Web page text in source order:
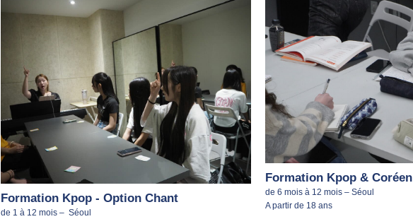
Formation Kpop - Option Chant
de 1 à 12 mois – Séoul
Formation Kpop & Coréen
de 6 mois à 12 mois – Séoul
A partir de 18 ans